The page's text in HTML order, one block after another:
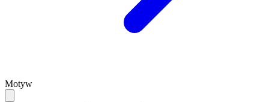
Motyw